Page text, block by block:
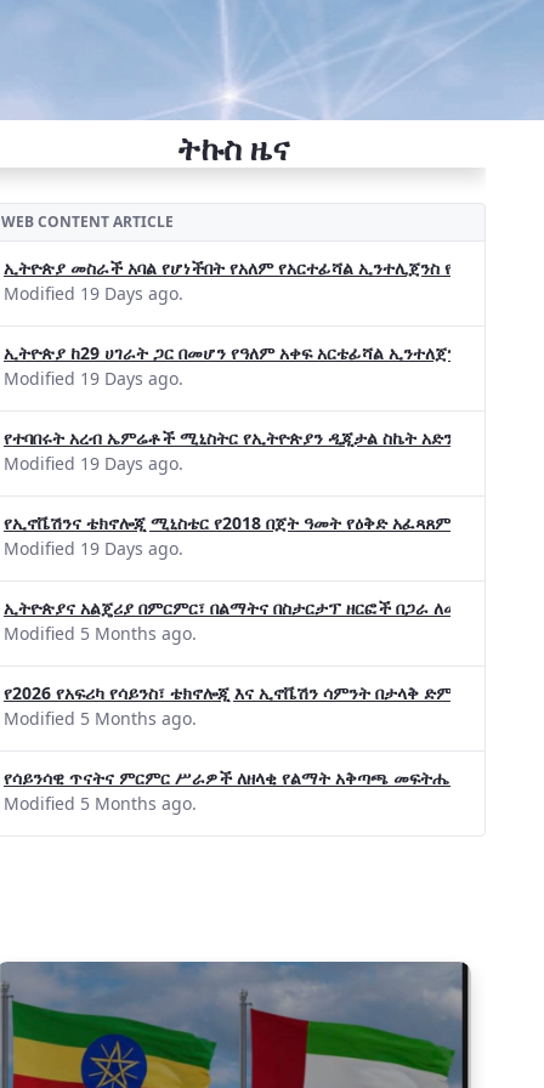
ትኩስ ዜና
WEB CONTENT ARTICLE
ኢትዮጵያ መስራች አባል የሆነችበት የአለም የአርተፊሻል ኢንተሊጀንስ የትብብር
Modified 19 Days ago.
ኢትዮጵያ ከ29 ሀገራት ጋር በመሆን የዓለም አቀፍ አርቴፊሻል ኢንተለጀንስ ትብብር
Modified 19 Days ago.
የተባበሩት አረብ ኤምሬቶች ሚኒስትር የኢትዮጵያን ዲጂታል ስኬት አድንቀዋል
Modified 19 Days ago.
የኢኖቬሽንና ቴክኖሎጂ ሚኒስቴር የ2018 በጀት ዓመት የዕቅድ አፈጻጸምና የቀጣይ
Modified 19 Days ago.
ኢትዮጵያና አልጄሪያ በምርምር፣ በልማትና በስታርታፕ ዘርፎች በጋራ ለመስራት መከሩ፡፡
Modified 5 Months ago.
የ2026 የአፍሪካ የሳይንስ፣ ቴክኖሎጂ እና ኢኖቬሽን ሳምንት በታላቅ ድምቀት
Modified 5 Months ago.
የሳይንሳዊ ጥናትና ምርምር ሥራዎች ለዘላቂ የልማት አቅጣጫ መፍትሔ ጠቋሚ
Modified 5 Months ago.